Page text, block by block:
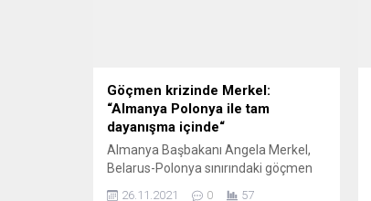
Göçmen krizinde Merkel:
“Almanya Polonya ile tam
dayanışma içinde“
Almanya Başbakanı Angela Merkel,
Belarus-Polonya sınırındaki göçmen
26.11.2021 0 57